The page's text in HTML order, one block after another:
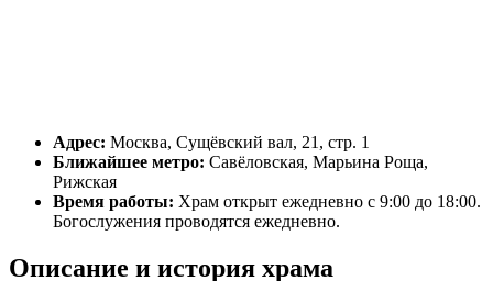
Адрес: Москва, Сущёвский вал, 21, стр. 1
Ближайшее метро: Савёловская, Марьина Роща,
Рижская
Время работы: Храм открыт ежедневно с 9:00 до 18:00.
Богослужения проводятся ежедневно.
Описание и история храма